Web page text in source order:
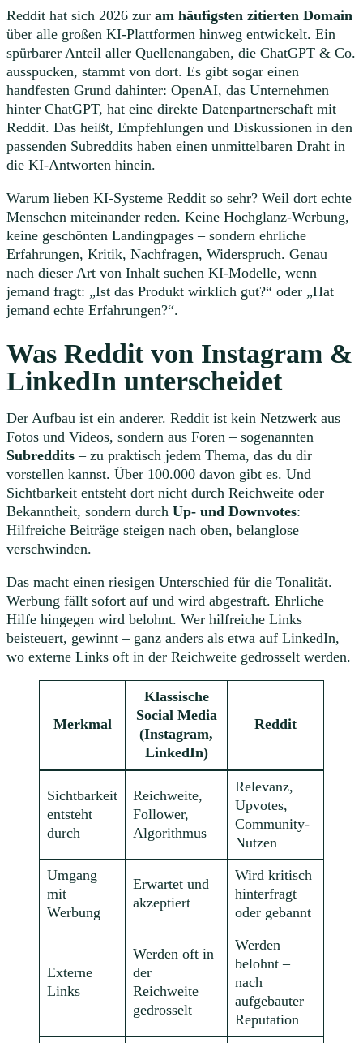
Reddit hat sich 2026 zur am häufigsten zitierten Domain
über alle großen KI-Plattformen hinweg entwickelt. Ein
spürbarer Anteil aller Quellenangaben, die ChatGPT & Co.
ausspucken, stammt von dort. Es gibt sogar einen
handfesten Grund dahinter: OpenAI, das Unternehmen
hinter ChatGPT, hat eine direkte Datenpartnerschaft mit
Reddit. Das heißt, Empfehlungen und Diskussionen in den
passenden Subreddits haben einen unmittelbaren Draht in
die KI-Antworten hinein.
Warum lieben KI-Systeme Reddit so sehr? Weil dort echte
Menschen miteinander reden. Keine Hochglanz-Werbung,
keine geschönten Landingpages – sondern ehrliche
Erfahrungen, Kritik, Nachfragen, Widerspruch. Genau
nach dieser Art von Inhalt suchen KI-Modelle, wenn
jemand fragt: „Ist das Produkt wirklich gut?“ oder „Hat
jemand echte Erfahrungen?“.
Was Reddit von Instagram &
LinkedIn unterscheidet
Der Aufbau ist ein anderer. Reddit ist kein Netzwerk aus
Fotos und Videos, sondern aus Foren – sogenannten
Subreddits – zu praktisch jedem Thema, das du dir
vorstellen kannst. Über 100.000 davon gibt es. Und
Sichtbarkeit entsteht dort nicht durch Reichweite oder
Bekanntheit, sondern durch Up- und Downvotes:
Hilfreiche Beiträge steigen nach oben, belanglose
verschwinden.
Das macht einen riesigen Unterschied für die Tonalität.
Werbung fällt sofort auf und wird abgestraft. Ehrliche
Hilfe hingegen wird belohnt. Wer hilfreiche Links
beisteuert, gewinnt – ganz anders als etwa auf LinkedIn,
wo externe Links oft in der Reichweite gedrosselt werden.
Merkmal
Klassische
Social Media
(Instagram,
LinkedIn)
Reddit
Sichtbarkeit
entsteht
durch
Reichweite,
Follower,
Algorithmus
Relevanz,
Upvotes,
Community-
Nutzen
Umgang
mit
Werbung
Erwartet und
akzeptiert
Wird kritisch
hinterfragt
oder gebannt
Externe
Links
Werden oft in
der
Reichweite
gedrosselt
Werden
belohnt –
nach
aufgebauter
Reputation